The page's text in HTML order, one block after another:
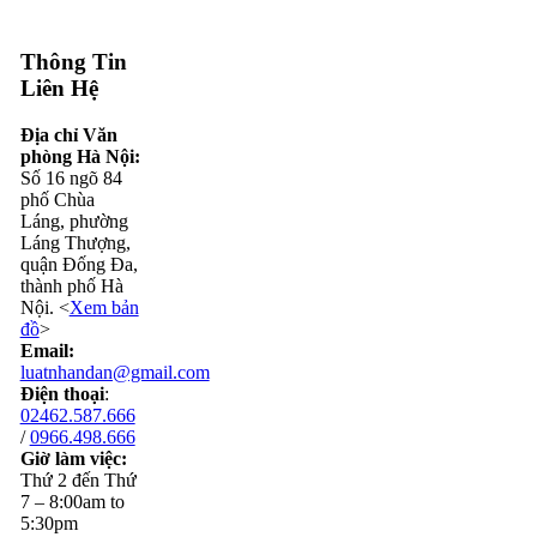
Thông Tin
Liên Hệ
Địa chỉ Văn
phòng Hà Nội:
Số 16 ngõ 84
phố Chùa
Láng, phường
Láng Thượng,
quận Đống Đa,
thành phố Hà
Nội. <Xem bản
đồ>
Email:
luatnhandan@gmail.com
Điện thoại:
02462.587.666
/0966.498.666
Giờ làm việc:
Thứ 2 đến Thứ
7 – 8:00am to
5:30pm